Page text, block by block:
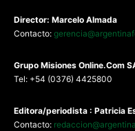
Director: Marcelo Almada
Contacto:
Grupo Misiones Online.Com
Tel: +54 (0376) 4425800
Editora/periodista : Patricia
Contacto: